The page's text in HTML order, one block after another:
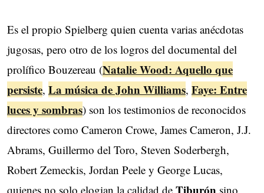
Es el propio Spielberg quien cuenta varias anécdotas
jugosas, pero otro de los logros del documental del
prolífico Bouzereau (Natalie Wood: Aquello que
persiste, La música de John Williams, Faye: Entre
luces y sombras) son los testimonios de reconocidos
directores como Cameron Crowe, James Cameron, J.J.
Abrams, Guillermo del Toro, Steven Soderbergh,
Robert Zemeckis, Jordan Peele y George Lucas,
quienes no solo elogian la calidad de Tiburón sino